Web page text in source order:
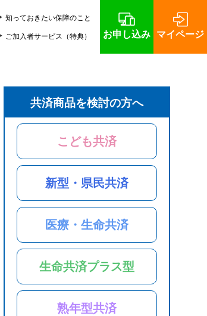
知っておきたい保障のこと
ご加入者サービス（特典） お申し込み マイページ
共済商品を検討の方へ
こども共済
新型・県民共済
医療・生命共済
生命共済プラス型
熟年型共済